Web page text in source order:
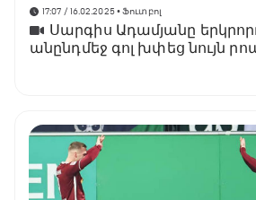
17:07 / 16.02.2025• Ֆուտբոլ
Սարգիս Ադամյանը
անընդմեջ գոլ խփեց նույն